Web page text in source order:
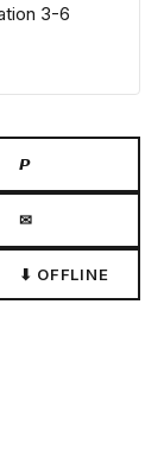
3-6
𝙋
✉
⬇ OFFLINE